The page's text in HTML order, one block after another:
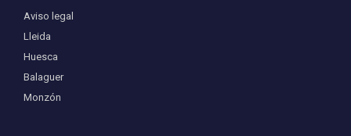
Aviso legal
Lleida
Huesca
Balaguer
Monzón